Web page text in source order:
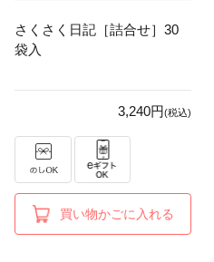
さくさく日記［詰合せ］30
袋入
3,240円(税込)
買い物かごに入れる